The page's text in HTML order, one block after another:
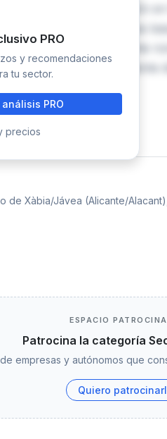
mediante oposición en
personal laboral fijo. Las
de la Provincia de Alicante
solicitudes es de veinte
PRO
y recomendaciones
tu sector.
PRO
precios
de Xàbia/Jávea (Alicante/
ESPACIO
Patrocina la categoría
empresas y autónomos que
Quiero